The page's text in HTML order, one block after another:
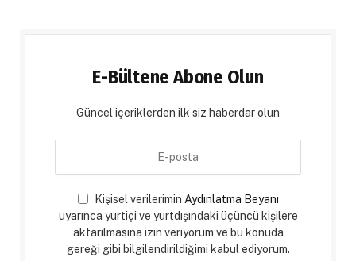
E-Bültene Abone Olun
Güncel içeriklerden ilk siz haberdar olun
Kişisel verilerimin Aydınlatma Beyanı
uyarınca yurtiçi ve yurtdışındaki üçüncü kişilere
aktarılmasına izin veriyorum ve bu konuda
gereği gibi bilgilendirildiğimi kabul ediyorum.